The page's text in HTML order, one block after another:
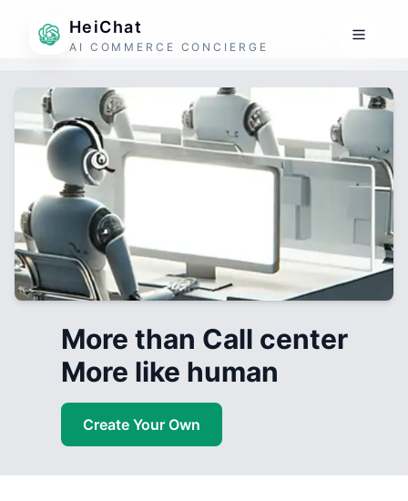
HeiChat
AI COMMERCE CONCIERGE
More than Call center
More like human
Create Your Own